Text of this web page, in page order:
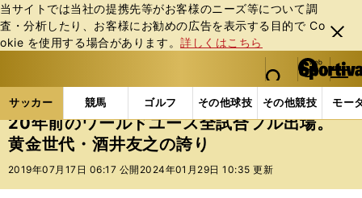
当サイトでは当社の提携先等がお客様のニーズ等について調
査・分析したり、お客様にお勧めの広告を表⽰する⽬的で Co
okie を使⽤する場合があります。詳しくはこちら
閉じ
る
web Sportiva (webスポルティーバ)
検索
マイペ
ー
ジ
メニュ
サッカー 競馬 ゴルフ その他球技 その他競技 モー
ス
ポ
ル
サッカーの記事一覧 サッカー代表 日本代表 20
20年前のワールドユース全試合フル出場。
黄金世代・酒井友之の誇り
2019年07月17日 06:17 公開 2024年01月29日 10:35 更新